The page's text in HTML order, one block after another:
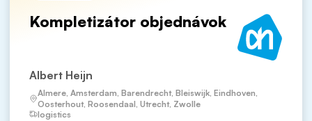
Kompletizátor objednávok
Albert Heijn
Almere, Amsterdam, Barendrecht, Bleiswijk, Eindhoven,
Oosterhout, Roosendaal, Utrecht, Zwolle
logistics